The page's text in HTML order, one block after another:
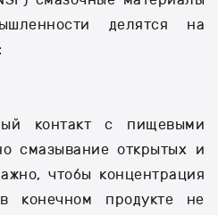
делятся на
контакт с пищевыми
смазывание открытых и
чтобы концентрация
конечном продукте не